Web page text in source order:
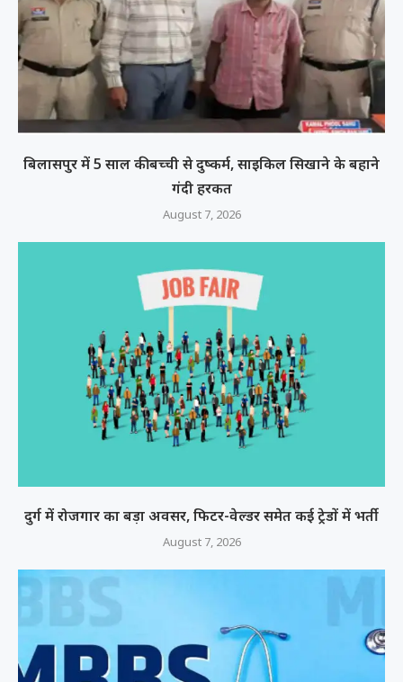
बिलासपुर में 5 साल की बच्ची से दुष्कर्म, साइकिल सिखाने के बहाने
गंदी हरकत
August 7, 2026
दुर्ग में रोजगार का बड़ा अवसर, फिटर-वेल्डर समेत कई ट्रेडों में भर्ती
August 7, 2026